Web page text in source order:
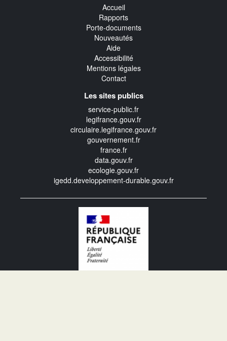
Accueil
Rapports
Porte-documents
Nouveautés
Aide
Accessibilité
Mentions légales
Contact
Les sites publics
service-public.fr
legifrance.gouv.fr
circulaire.legifrance.gouv.fr
gouvernement.fr
france.fr
data.gouv.fr
ecologie.gouv.fr
igedd.developpement-durable.gouv.fr